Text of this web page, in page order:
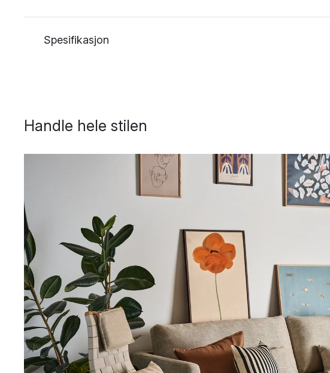
Spesifikasjon
Handle hele stilen